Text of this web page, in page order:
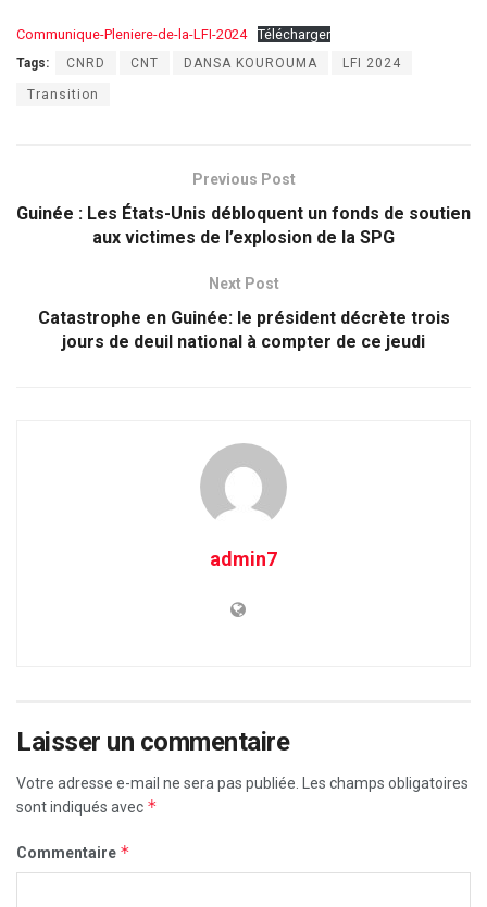
Communique-Pleniere-de-la-LFI-2024 Télécharger
Tags: CNRD CNT DANSA KOUROUMA LFI 2024
Transition
Previous Post
Guinée : Les États-Unis débloquent un fonds de soutien
aux victimes de l’explosion de la SPG
Next Post
Catastrophe en Guinée: le président décrète trois
jours de deuil national à compter de ce jeudi
admin7
Laisser un commentaire
Votre adresse e-mail ne sera pas publiée.
Les champs obligatoires
sont indiqués avec *
Commentaire *